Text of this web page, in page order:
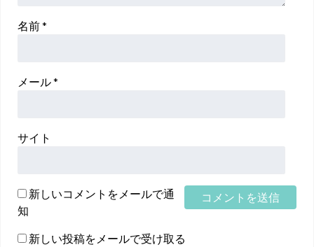
名前*
メール*
サイト
新しいコメントをメールで通
知
新しい投稿をメールで受け取る